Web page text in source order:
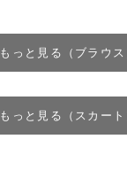
もっと見る（ブラウス
もっと見る（スカート